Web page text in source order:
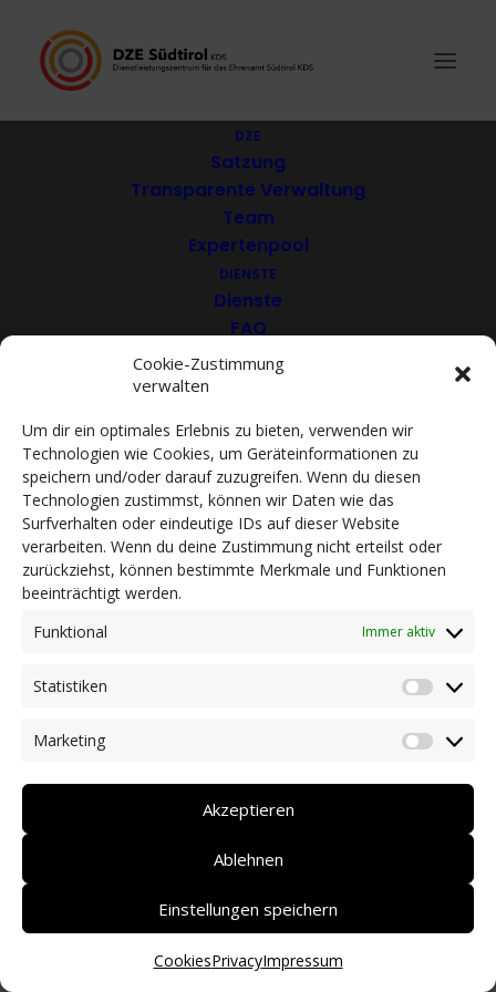
Cookie-Zustimmung
verwalten
Um dir ein optimales Erlebnis zu bieten, verwenden wir
Technologien wie Cookies, um Geräteinformationen zu
speichern und/oder darauf zuzugreifen. Wenn du diesen
Technologien zustimmst, können wir Daten wie das
Surfverhalten oder eindeutige IDs auf dieser Website
verarbeiten. Wenn du deine Zustimmung nicht erteilst oder
zurückziehst, können bestimmte Merkmale und Funktionen
beeinträchtigt werden.
Funktional
Immer aktiv
Statistiken
Marketing
Akzeptieren
Ablehnen
Einstellungen speichern
CookiesPrivacyImpressum
DZE
Satzung
Transparente Verwaltung
Team
Expertenpool
DIENSTE
Dienste
FAQ
Download
Mitglied werden
ACADEMY
VIDEOTHEK
NEWS
Dringlichkeitsmaßnahmen und aktuelle Informationen
Coronakrise: Hilfsangebote unserer Mitglieder
Initiativen unserer Mitglieder/Partner
DEUTSCH
Schützenkompanie
“Simon Rieder”
Feldthurns